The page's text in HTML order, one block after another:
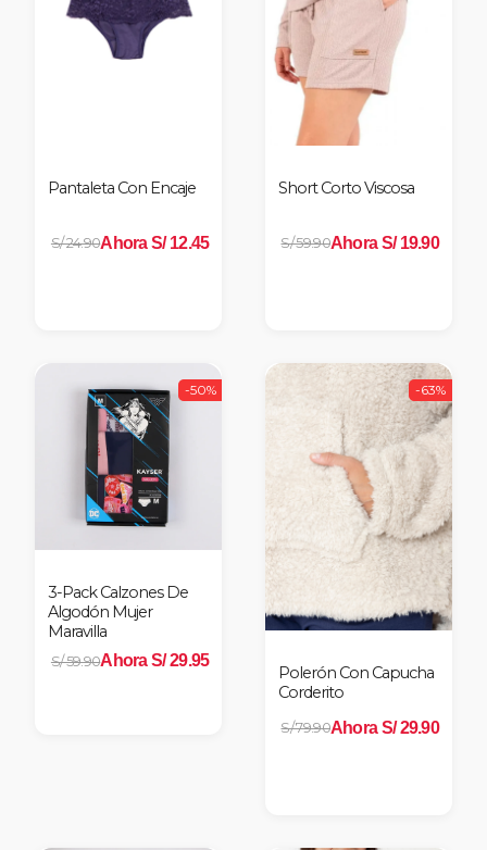
Pantaleta Con Encaje
S/ 24.90Ahora S/ 12.45
Short Corto Viscosa
S/ 59.90Ahora S/ 19.90
-50%
3-Pack Calzones De
Algodón Mujer
Maravilla
S/ 59.90Ahora S/ 29.95
-63%
Polerón Con Capucha
Corderito
S/ 79.90Ahora S/ 29.90